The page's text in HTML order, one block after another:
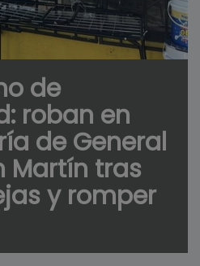
de
roban en
de General
Martín tras
y romper